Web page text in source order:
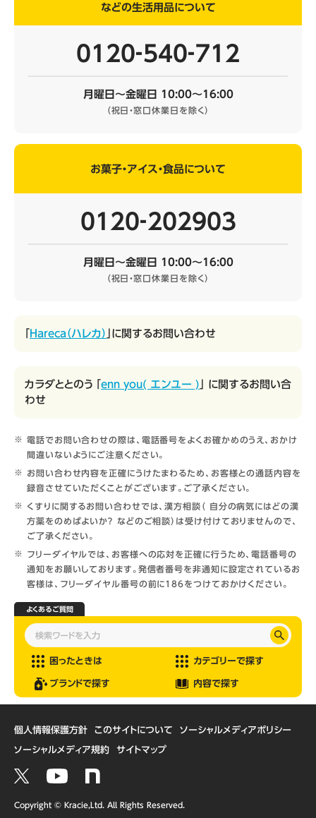
などの生活用品について
0120‐540‐712
月曜日～金曜日 10:00～16:00
（祝日・窓口休業日を除く）
お菓子・アイス・食品について
0120‐202903
月曜日～金曜日 10:00～16:00
（祝日・窓口休業日を除く）
Hareca（ハレカ） 」に関するお問い合わせ
カラダととのう 「 enn you( エンユー ) 」 に関するお問い合
わせ
電話でお問い合わせの際は、電話番号をよくお確かめのうえ、おかけ
間違いないようにご注意ください。
お問い合わせ内容を正確にうけたまわるため、お客様との通話内容を
録音させていただくことがございます。ご了承ください。
くすりに関するお問い合わせでは、漢方相談（ 自分の病気にはどの漢
方薬をのめばよいか？ などのご相談）は受け付けておりませんので、
ご了承ください。
フリーダイヤルでは、お客様への応対を正確に行うため、電話番号の
通知をお願いしております。発信者番号を非通知に設定されているお
客様は、フリーダイヤル番号の前に186をつけておかけください。
よくあるご質問
困ったときは カテゴリーで探す
ブランドで探す 内容で探す
個人情報保護方針 このサイトについて ソーシャルメディアポリシー
ソーシャルメディア規約 サイトマップ
Copyright © Kracie,Ltd. All Rights Reserved.